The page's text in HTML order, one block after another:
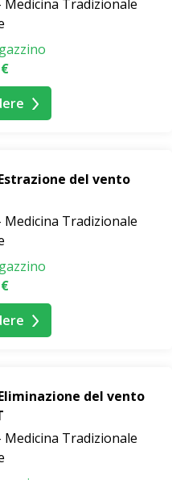
il dosaggio
destinati a bambini,
se non
fuori dalla portata dei
Medicina Tradizionale
del vento
Medicina Tradizionale
del vento
Medicina Tradizionale